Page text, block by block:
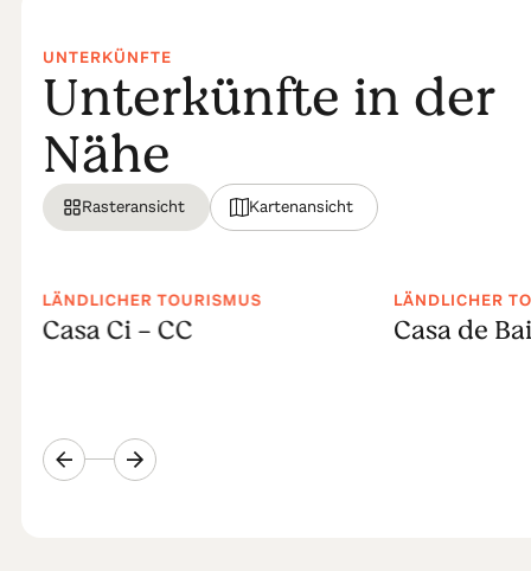
UNTERKÜNFTE
Unterkünfte in der
Nähe
Rasteransicht Kartenansicht
LÄNDLICHER TOURISMUS
Casa Ci - CC
LÄNDLICHER
Casa de